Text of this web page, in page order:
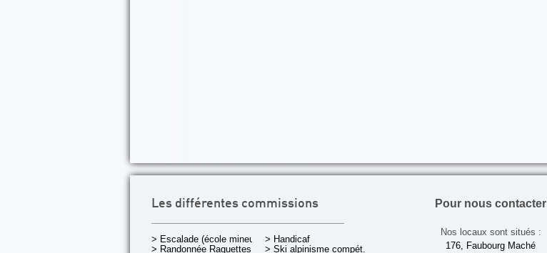
Les différentes commissions
> Escalade (école mineurs)
> Randonnée Raquettes
> Handicaf
> Ski alpinisme compét.
Pour nous contacter
Nos locaux sont situés :
176, Faubourg Maché